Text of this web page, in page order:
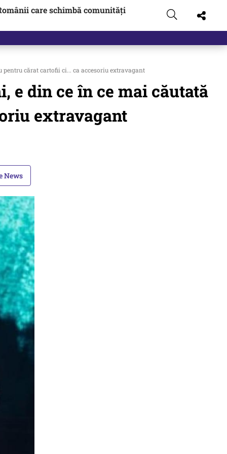
care schimbă comunități
cărat cartofii ci... ca accesoriu extravagant
e din ce în ce mai căutată
extravagant
News